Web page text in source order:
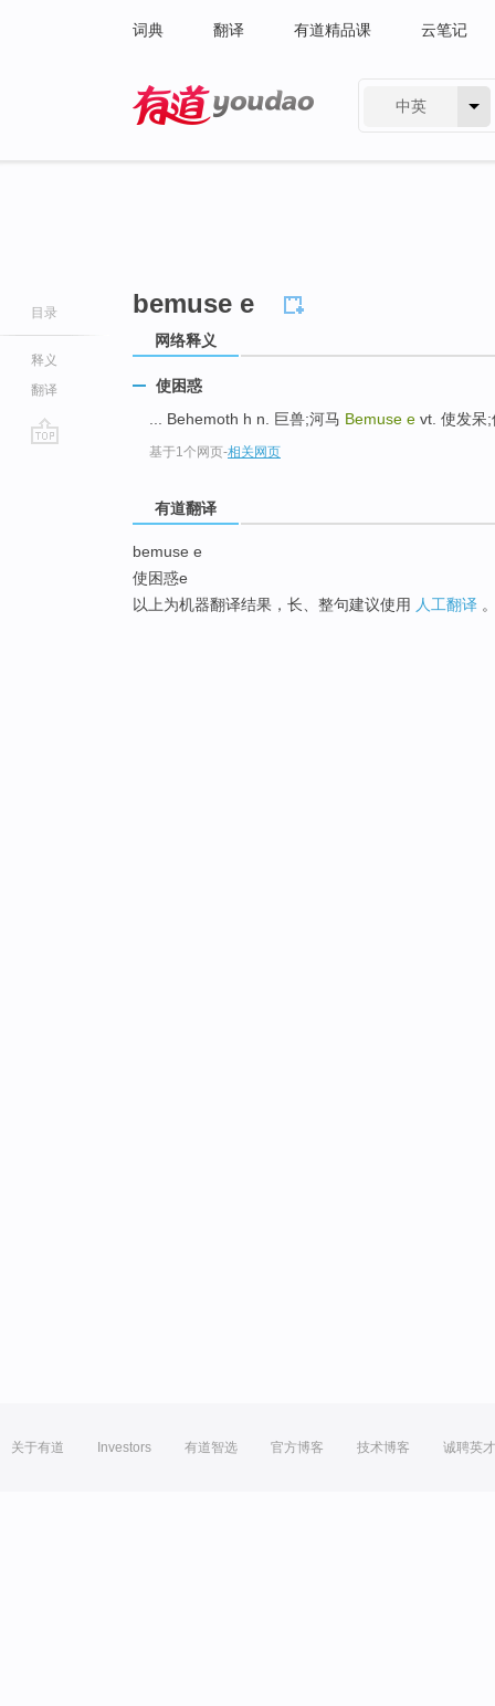
词典 翻译 有道精品课 云笔记
中英
目录
释义
翻译
bemuse e
网络释义
使困惑
... Behemoth h n. 巨兽;河马 Bemuse e vt. 使发呆
基于1个网页-相关网页
有道翻译
bemuse e
使困惑e
以上为机器翻译结果，长、整句建议使用 人工翻译
关于有道 Investors 有道智选 官方博客 技术博客 诚聘英才